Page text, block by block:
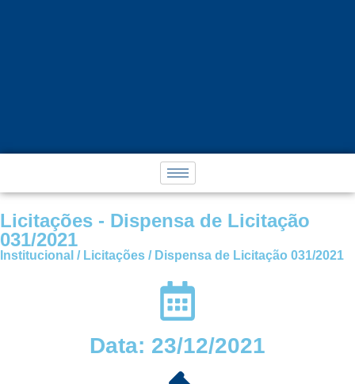
Licitações - Dispensa de Licitação
031/2021
Institucional / Licitações / Dispensa de Licitação 031/2021
Data: 23/12/2021